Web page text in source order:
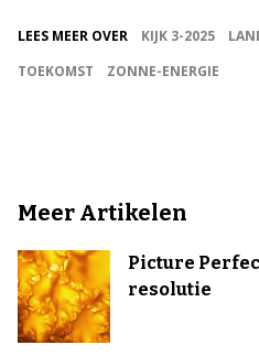
LEES MEER OVER KIJK 3-2025
TOEKOMST
ZONNE-ENERGIE
Meer Artikelen
Picture
resolutie